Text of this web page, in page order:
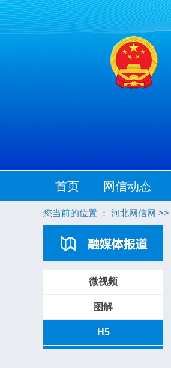
首页 网信动态
您当前的位置 ： 河北网信网 >>
微视频
图解
H5